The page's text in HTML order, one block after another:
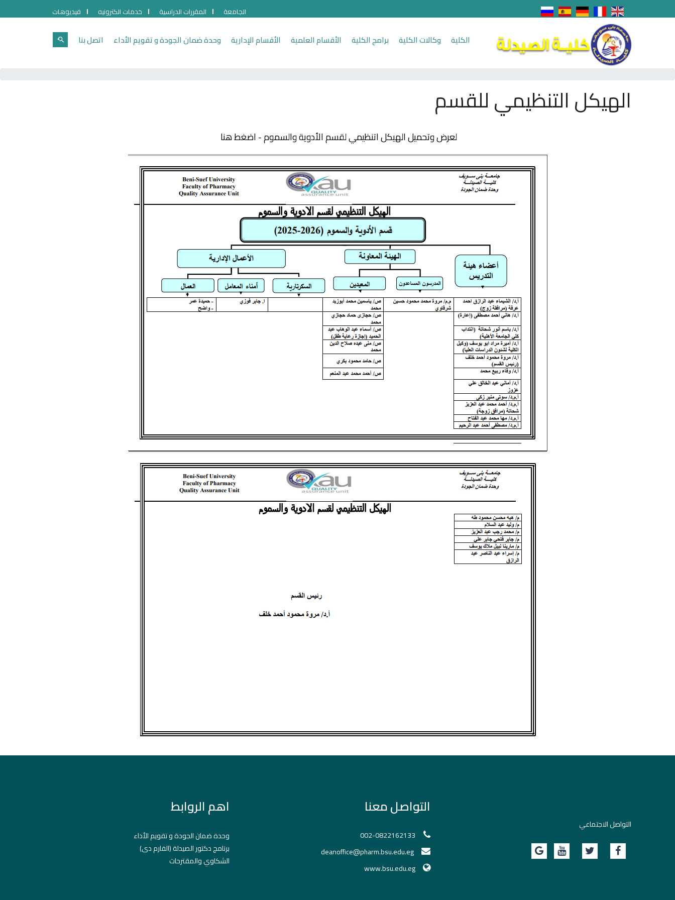
الجامعة المقررات الدراسية خدمات الكترونيه فيديوهات
الكلية وكالات الكلية برامج الكلية الأقسام العلمية الأقسام الإدارية وحدة ضمان الجودة و تقويم الأداء اتصل بنا
الهيكل التنظيمي للقسم
لعرض وتحميل الهيكل اتنظيمي لقسم الأدوية والسموم - اضغط هنا
التواصل الاجتماعي
التواصل معنا
002-0822162133
www.bsu.edu.eg
اهم الروابط
وحدة ضمان الجودة و تقويم الأداء
برنامج دكتور الصيدلة (الفارم دى)
الشكاوي والمقترحات